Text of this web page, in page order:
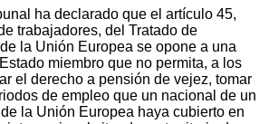
ha declarado que el artículo 45,
trabajadores, del Tratado de
la Unión Europea se opone a una
miembro que no permita, a los
el derecho a pensión de vejez, tomar
de empleo que un nacional de un
la Unión Europea haya cubierto en